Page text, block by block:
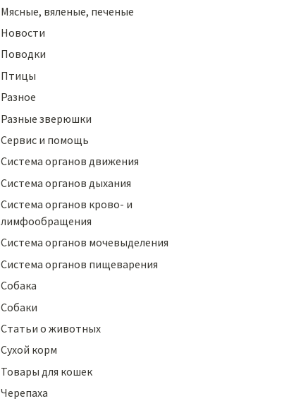
Мясные, вяленые, печеные
Новости
Поводки
Птицы
Разное
Разные зверюшки
Сервис и помощь
Система органов движения
Система органов дыхания
Система органов крово- и
лимфообращения
Система органов мочевыделения
Система органов пищеварения
Собака
Собаки
Статьи о животных
Сухой корм
Товары для кошек
Черепаха